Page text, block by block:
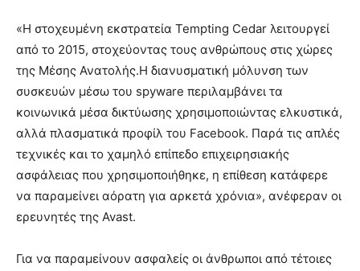
«Η στοχευμένη εκστρατεία Tempting Cedar λειτουργεί
από το 2015, στοχεύοντας τους ανθρώπους στις χώρες
της Μέσης Ανατολής.Η διανυσματική μόλυνση των
συσκευών μέσω του spyware περιλαμβάνει τα
κοινωνικά μέσα δικτύωσης χρησιμοποιώντας ελκυστικά,
αλλά πλασματικά προφίλ του Facebook. Παρά τις απλές
τεχνικές και το χαμηλό επίπεδο επιχειρησιακής
ασφάλειας που χρησιμοποιήθηκε, η επίθεση κατάφερε
να παραμείνει αόρατη για αρκετά χρόνια», ανέφεραν οι
ερευνητές της Avast.
Για να παραμείνουν ασφαλείς οι άνθρωποι από τέτοιες